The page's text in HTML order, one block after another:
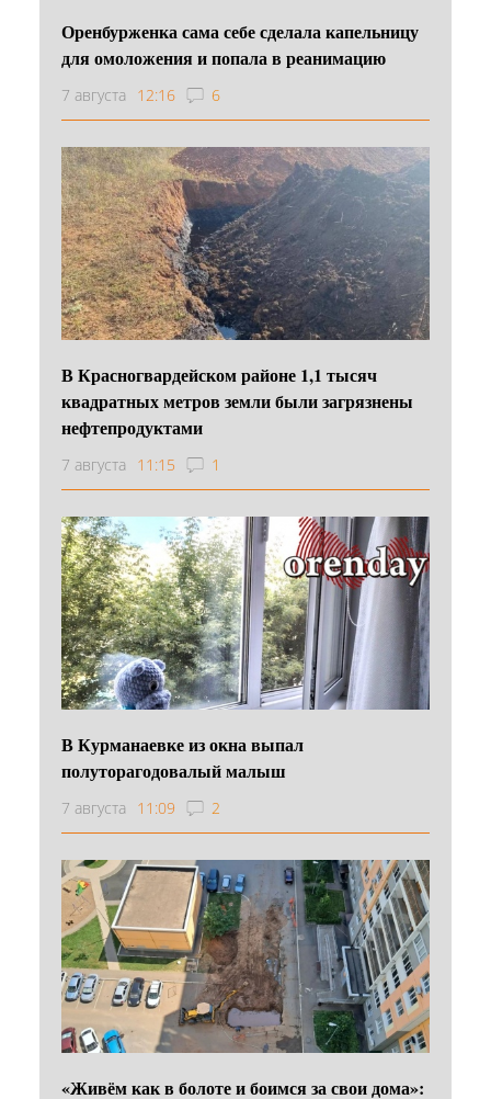
Оренбурженка сама себе сделала капельницу
для омоложения и попала в реанимацию
7 августа 12:16 6
В Красногвардейском районе 1,1 тысяч
квадратных метров земли были загрязнены
нефтепродуктами
7 августа 11:15 1
В Курманаевке из окна выпал
полуторагодовалый малыш
7 августа 11:09 2
«Живём как в болоте и боимся за свои дома»: